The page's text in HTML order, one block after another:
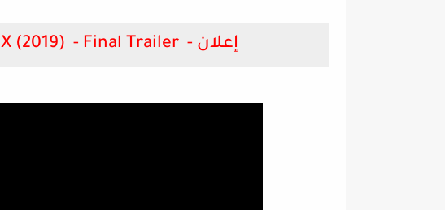
X-MEN: DARK PHOENIX (2019) - Final Trailer - إعلان